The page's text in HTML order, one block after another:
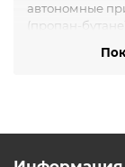
автономные
(пропан-
открытых кафе